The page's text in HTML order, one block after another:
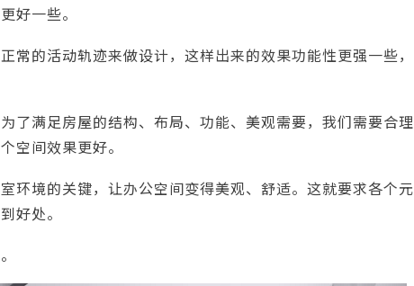
好一些。
常的活动轨迹来做设计，这样出来的效果功能性更强一些，
了满足房屋的结构、布局、功能、美观需要，我们需要合理
空间效果更好。
环境的关键，让办公空间变得美观、舒适。这就要求各个元
好处。